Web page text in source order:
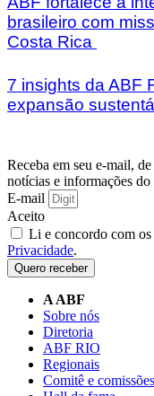
brasileiro com
Costa Rica
7 insights da ABF
expansão
Receba em seu e-mail,
notícias e informações
E-mail
Aceito
Li e concordo com os
Privacidade.
Quero receber
A ABF
Sobre nós
Diretoria
ABF RIO
Regionais
Comitê e comissões